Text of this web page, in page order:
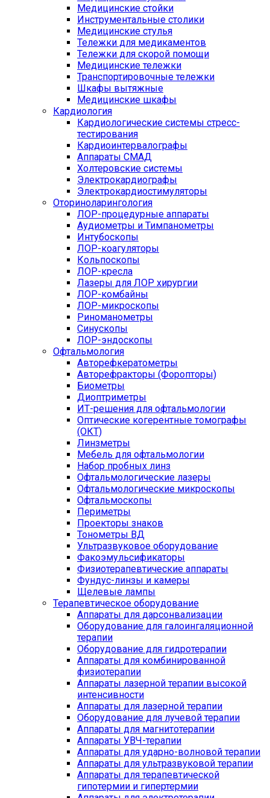
Медицинские стойки
Инструментальные столики
Медицинские стулья
Тележки для медикаментов
Тележки для скорой помощи
Медицинские тележки
Транспортировочные тележки
Шкафы вытяжные
Медицинские шкафы
Кардиология
Кардиологические системы стресс-
тестирования
Кардиоинтервалографы
Аппараты СМАД
Холтеровские системы
Электрокардиографы
Электрокардиостимуляторы
Оториноларингология
ЛОР-процедурные аппараты
Аудиометры и Тимпанометры
Интубоскопы
ЛОР-коагуляторы
Кольпоскопы
ЛОР-кресла
Лазеры для ЛОР хирургии
ЛОР-комбайны
ЛОР-микроскопы
Риноманометры
Синускопы
ЛОР-эндоскопы
Офтальмология
Авторефкератометры
Авторефракторы (Форопторы)
Биометры
Диоптриметры
ИТ-решения для офтальмологии
Оптические когерентные томографы
(ОКТ)
Линзметры
Мебель для офтальмологии
Набор пробных линз
Офтальмологические лазеры
Офтальмологические микроскопы
Офтальмоскопы
Периметры
Проекторы знаков
Тонометры ВД
Ультразвуковое оборудование
Факоэмульсификаторы
Физиотерапевтические аппараты
Фундус-линзы и камеры
Щелевые лампы
Терапевтическое оборудование
Аппараты для дарсонвализации
Оборудование для галоингаляционной
терапии
Оборудование для гидротерапии
Аппараты для комбинированной
физиотерапии
Аппараты лазерной терапии высокой
интенсивности
Аппараты для лазерной терапии
Оборудование для лучевой терапии
Аппараты для магнитотерапии
Аппараты УВЧ-терапии
Аппараты для ударно-волновой терапии
Аппараты для ультразвуковой терапии
Аппараты для терапевтической
гипотермии и гипертермии